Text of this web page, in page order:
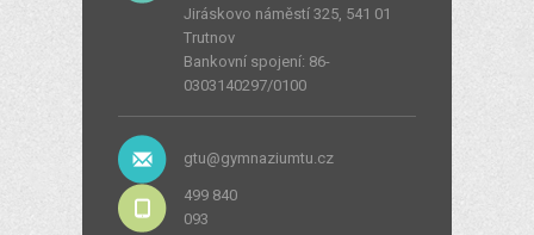
Jiráskovo náměstí 325, 541 01
Trutnov
Bankovní spojení: 86-
0303140297/0100
gtu@gymnaziumtu.cz
499 840
093